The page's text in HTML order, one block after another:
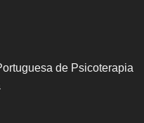
de Psicoterapia